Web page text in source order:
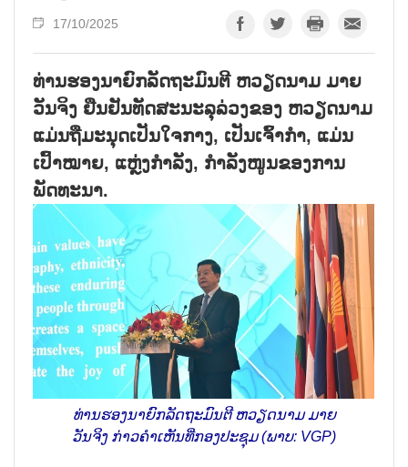
17/10/2025
ທ່ານຮອງນາຍົກລັດຖະມົນຕີ ຫວຽດນາມ ມາຍ
ວັນຈິງ ຢືນຢັນທັດສະນະລຸລ່ວງຂອງ ຫວຽດນາມ
ແມ່ນຖືມະນຸດເປັນໃຈກາງ, ເປັນເຈົ້າກຳ, ແມ່ນ
ເປົ້າໝາຍ, ແຫຼ່ງກຳລັງ, ກຳລັງໜູນຂອງການ
ພັດທະນາ.
ທ່ານຮອງນາຍົກລັດຖະມົນຕີ ຫວຽດນາມ ມາຍ
ວັນຈິງ ກ່າວຄຳເຫັນທີ່ກອງປະຊຸມ (ພາບ: VGP)